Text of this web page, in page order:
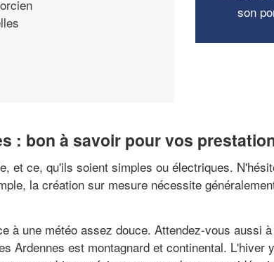
son
: bon à savoir pour vos
et ce, qu'ils soient simples ou électriques.
la création sur mesure nécessite
à une météo assez douce. Attendez-vous aussi
Ardennes est montagnard et continental.